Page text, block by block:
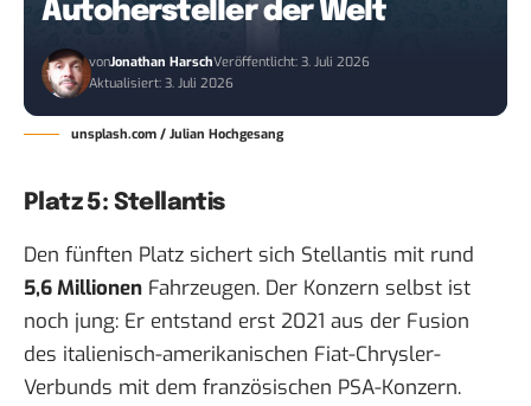
Autohersteller der Welt
vonJonathan HarschVeröffentlicht: 3. Juli 2026
Aktualisiert: 3. Juli 2026
unsplash.com / Julian Hochgesang
Platz 5: Stellantis
Den fünften Platz sichert sich Stellantis mit rund
5,6 Millionen Fahrzeugen. Der Konzern selbst ist
noch jung: Er entstand erst 2021 aus der Fusion
des italienisch-amerikanischen Fiat-Chrysler-
Verbunds mit dem französischen PSA-Konzern.